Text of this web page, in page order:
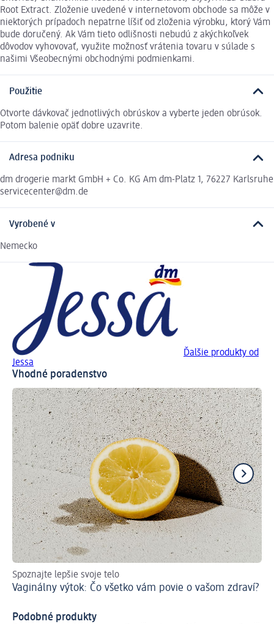
Root Extract. Zloženie uvedené v internetovom obchode sa môže v
niektorých prípadoch nepatrne líšiť od zloženia výrobku, ktorý Vám
bude doručený. Ak Vám tieto odlišnosti nebudú z akýchkoľvek
dôvodov vyhovovať, využite možnosť vrátenia tovaru v súlade s
našimi Všeobecnými obchodnými podmienkami.
Použitie
Otvorte dávkovač jednotlivých obrúskov a vyberte jeden obrúsok.
Potom balenie opäť dobre uzavrite.
Adresa podniku
dm drogerie markt GmbH + Co. KG Am dm-Platz 1, 76227 Karlsruhe
servicecenter@dm.de
Vyrobené v
Nemecko
Ďalšie produkty od
Jessa
Vhodné poradenstvo
Spoznajte lepšie svoje telo
Vaginálny výtok: Čo všetko vám povie o vašom zdraví?
Podobné produkty